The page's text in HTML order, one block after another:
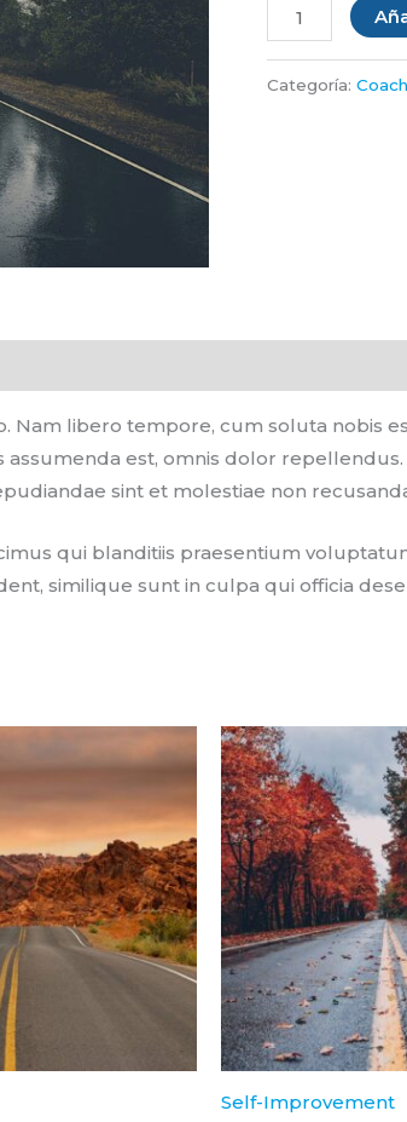
Categoría:
Nam libero tempore, cum soluta nobis
est, omnis dolor
sint et molestiae non
qui blanditiis praesentium
similique sunt in culpa qui officia
Self-Improvement